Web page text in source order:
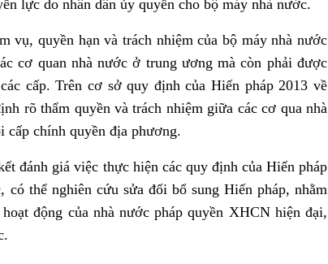
lực do nhân dân ủy quyền cho bộ máy nhà nước.
quyền hạn và trách nhiệm của bộ máy nhà nước
cơ quan nhà nước ở trung ương mà còn phải được
cấp. Trên cơ sở quy định của Hiến pháp 2013 về
rõ thẩm quyền và trách nhiệm giữa các cơ qua nhà
chính quyền địa phương.
giá việc thực hiện các quy định của Hiến pháp
thể nghiên cứu sửa đổi bổ sung Hiến pháp, nhằm
động của nhà nước pháp quyền XHCN hiện đại,